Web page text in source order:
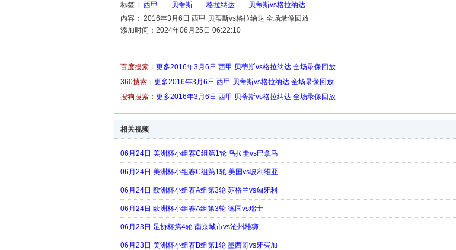
标签： 西甲 贝蒂斯 格拉纳达
贝蒂斯vs格拉纳达
内容： 2016年3月6日 西甲 贝蒂斯vs格拉纳达 全场录像回放
添加时间：2024年06月25日 06:22:10
百度搜索： 更多2016年3月6日 西甲 贝蒂斯vs格拉纳达 全场录像回放
360搜索： 更多2016年3月6日 西甲 贝蒂斯vs格拉纳达 全场录像回放
搜狗搜索： 更多2016年3月6日 西甲 贝蒂斯vs格拉纳达 全场录像回放
相关视频
06月24日 美洲杯小组赛C组第1轮 乌拉圭vs巴拿马
06月24日 美洲杯小组赛C组第1轮 美国vs玻利维亚
06月24日 欧洲杯小组赛A组第3轮 苏格兰vs匈牙利
06月24日 欧洲杯小组赛A组第3轮 德国vs瑞士
06月23日 足协杯第4轮 南京城市vs沧州雄狮
06月23日 美洲杯小组赛B组第1轮 墨西哥vs牙买加